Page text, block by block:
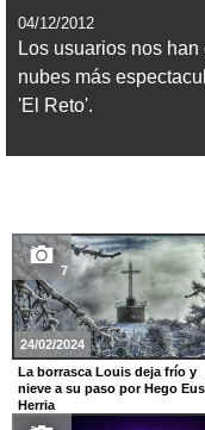
04/12/2012
Los usuarios nos
nubes más
'El Reto'.
7
24/02/2024
La borrasca Louis deja frío y
nieve a su paso por Hego
Herria